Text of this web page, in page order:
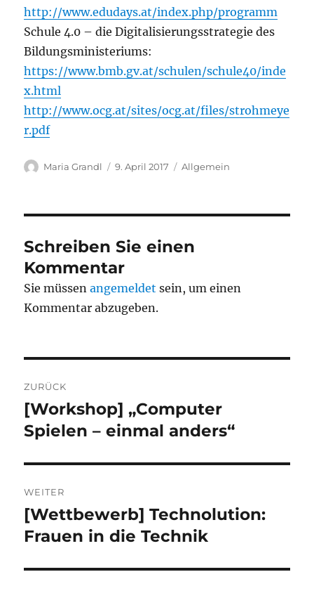
http://www.edudays.at/index.php/programm
Schule 4.0 – die Digitalisierungsstrategie des
Bildungsministeriums:
https://www.bmb.gv.at/schulen/schule40/inde
x.html
http://www.ocg.at/sites/ocg.at/files/strohmeye
r.pdf
Autor
Maria Grandl
Veröffentlicht
9. April 2017 Kategorien
Allgemein
Schreiben Sie einen
Kommentar
Sie müssenangemeldet sein, um einen
Kommentar abzugeben.
ZURÜCK
Vorheriger
Beitrag:
[Workshop] „Computer
Spielen – einmal anders“
WEITER
Nächster
Beitrag:
[Wettbewerb] Technolution:
Frauen in die Technik